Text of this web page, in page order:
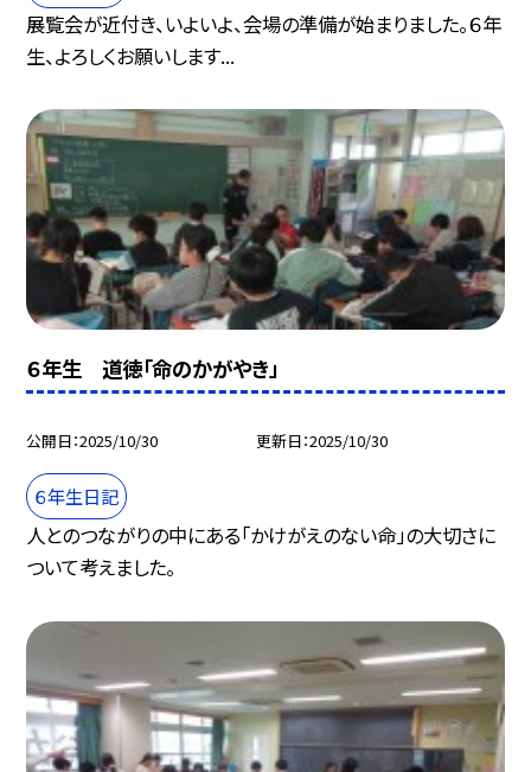
展覧会が近付き、いよいよ、会場の準備が始まりました。６年
生、よろしくお願いします...
６年生 道徳「命のかがやき」
公開日 2025/10/30 更新日 2025/10/30
６年生日記
人とのつながりの中にある「かけがえのない命」の大切さに
ついて考えました。